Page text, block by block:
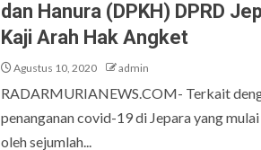
dan Hanura (DPKH) DPRD
Kaji Arah Hak Angket
Agustus 10, 2020 admin
RADARMURIANEWS.COM- Terkait
penanganan covid-19 di Jepara yang
oleh sejumlah...